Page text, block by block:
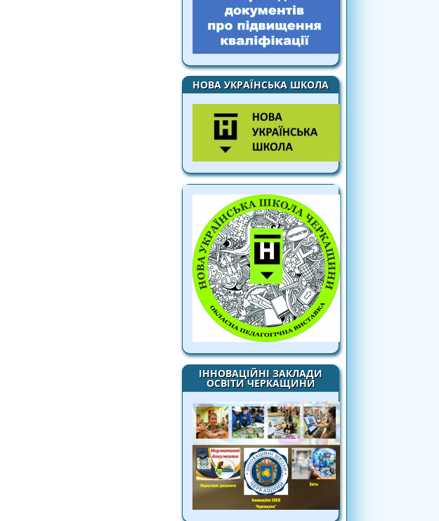
НОВА УКРАЇНСЬКА ШКОЛА
ІННОВАЦІЙНІ ЗАКЛАДИ
ОСВІТИ ЧЕРКАЩИНИ